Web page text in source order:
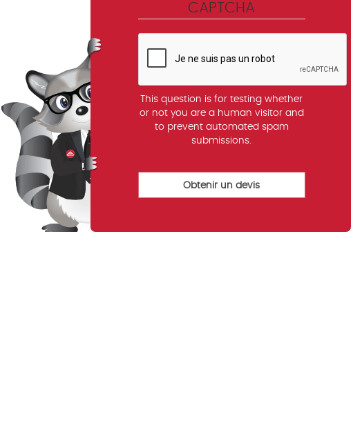
CAPTCHA
This question is for testing whether
or not you are a human visitor and
to prevent automated spam
submissions.